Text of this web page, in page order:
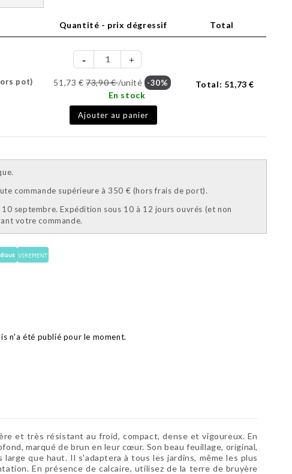
Quantité - prix dégressif Total
pot)
51,73 €73,90 €/unité -30%
En stock
Ajouter au panier
Total: 51,73 €
commande supérieure à 350 € (hors frais de port).
septembre. Expédition sous 10 à 12 jours ouvrés (et non
votre commande.
et très résistant au froid, compact, dense et vigoureux. En
marqué de brun en leur cœur. Son beau feuillage, original,
que haut. Il s'adaptera à tous les jardins, même les plus
En présence de calcaire, utilisez de la terre de bruyère
n'a été publié pour le moment.